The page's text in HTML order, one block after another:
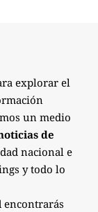
explorar el
un medio
de
nacional e
y todo lo
encontrarás